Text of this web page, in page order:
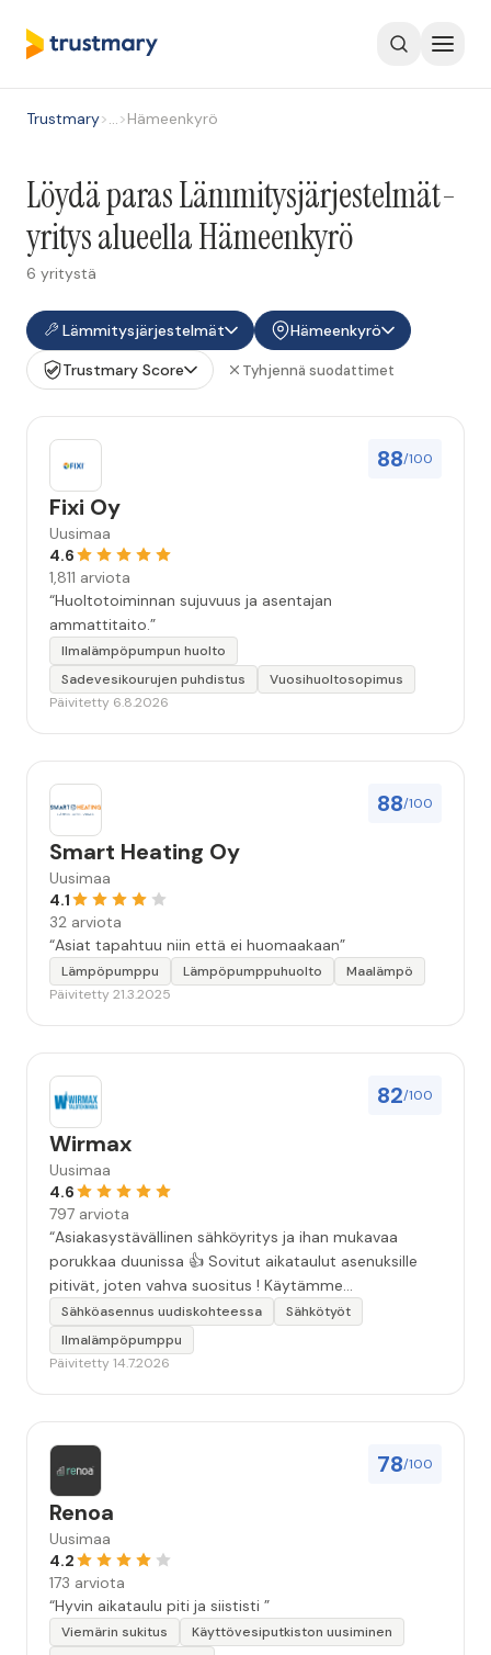
Trustmary>…>Hämeenkyrö
Löydä paras Lämmitysjärjestelmät-
yritys alueella Hämeenkyrö
6 yritystä
Lämmitysjärjestelmät
Hämeenkyrö
Trustmary Score
Tyhjennä suodattimet
88/100
Fixi Oy
Uusimaa
4.6
1,811 arviota
“Huoltotoiminnan sujuvuus ja asentajan
ammattitaito.”
Ilmalämpöpumpun huolto
Sadevesikourujen puhdistus
Vuosihuoltosopimus
Päivitetty 6.8.2026
88/100
Smart Heating Oy
Uusimaa
4.1
32 arviota
“Asiat tapahtuu niin että ei huomaakaan”
Lämpöpumppu Lämpöpumppuhuolto
Maalämpö
Päivitetty 21.3.2025
82/100
Wirmax
Uusimaa
4.6
797 arviota
“Asiakasystävällinen sähköyritys ja ihan mukavaa
porukkaa duunissa 👍 Sovitut aikataulut asenuksille
pitivät, joten vahva suositus ! Käytämme
seuraavallakin kerralla!”
Sähköasennus uudiskohteessa
Sähkötyöt
Ilmalämpöpumppu
Päivitetty 14.7.2026
78/100
Renoa
Uusimaa
4.2
173 arviota
“Hyvin aikataulu piti ja siististi ”
Viemärin sukitus
Käyttövesiputkiston uusiminen